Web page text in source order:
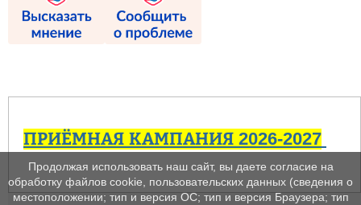
ПРИЁМНАЯ КАМПАНИЯ 2026-2027
Продолжая использовать наш сайт, вы даете согласие на
обработку файлов cookie, пользовательских данных (сведения о
местоположении; тип и версия ОС; тип и версия Браузера; тип